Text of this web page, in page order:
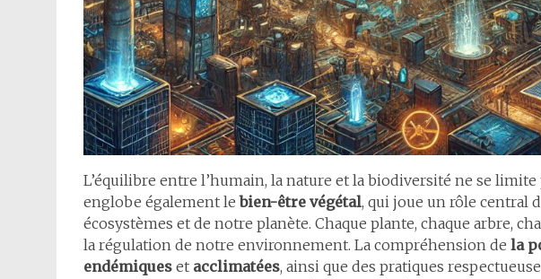
L’équilibre entre l’humain, la nature et la biodiversité ne se
englobe également lebien-être végétal, qui joue un rôle central
écosystèmes et de notre planète. Chaque plante, chaque arbre,
la régulation de notre environnement. La compréhension de la
endémiques et acclimatées, ainsi que des pratiques